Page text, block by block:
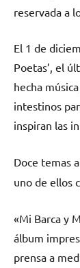
reservada a
El 1 de
Poetas’, el
hecha
intestinos
inspiran las
Doce temas
uno de ellos
«Mi Barca y
álbum
prensa a